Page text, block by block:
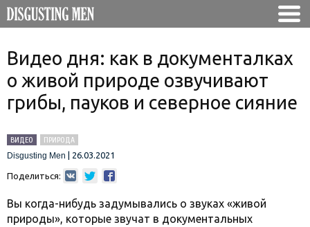
Видео дня: как в документалках
о живой природе озвучивают
грибы, пауков и северное сияние
ВИДЕО
ПРИРОДА
Disgusting Men
26.03.2021
Поделиться:
Вы когда-нибудь задумывались о звуках «живой
природы», которые звучат в документальных